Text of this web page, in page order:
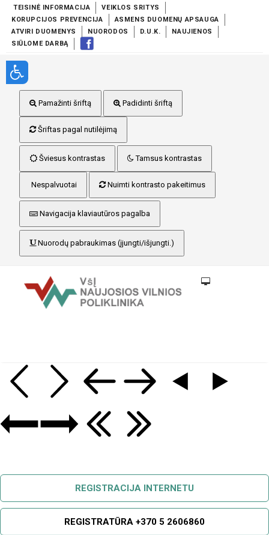
TEISINĖ INFORMACIJA
VEIKLOS SRITYS
KORUPCIJOS PREVENCIJA
ASMENS DUOMENŲ APSAUGA
ATVIRI DUOMENYS
NUORODOS D.U.K.
NAUJIENOS
SIŪLOME DARBĄ
Pamažinti šriftą Padidinti šriftą
Šriftas pagal nutilėjimą
Šviesus kontrastas Tamsus kontrastas
Nespalvuotai Nuimti kontrasto pakeitimus
Navigacija klaviautūros pagalba
Nuorodų pabraukimas (įjungti/išjungti.)
REGISTRACIJA INTERNETU
REGISTRATŪRA +370 5 2606860